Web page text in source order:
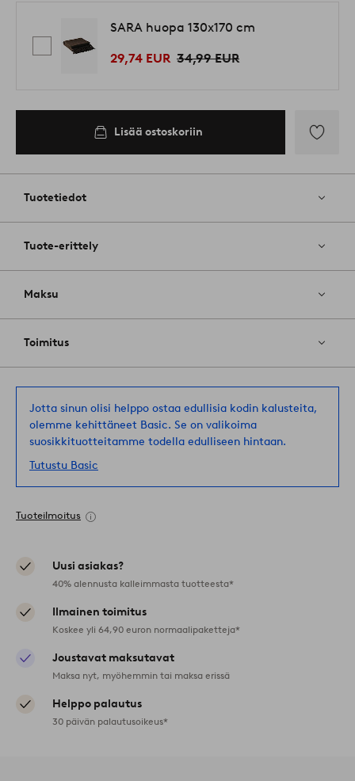
SARA huopa 130x170 cm
29,74 EUR 34,99 EUR
Lisää ostoskoriin
Tuotetiedot
Tuote-erittely
Maksu
Toimitus
Jotta sinun olisi helppo ostaa edullisia kodin kalusteita,
olemme kehittäneet Basic. Se on valikoima
suosikkituotteitamme todella edulliseen hintaan.
Tutustu Basic
Tuoteilmoitus
Uusi asiakas?
40% alennusta kalleimmasta tuotteesta*
Ilmainen toimitus
Koskee yli 64,90 euron normaalipaketteja*
Joustavat maksutavat
Maksa nyt, myöhemmin tai maksa erissä
Helppo palautus
30 päivän palautusoikeus*